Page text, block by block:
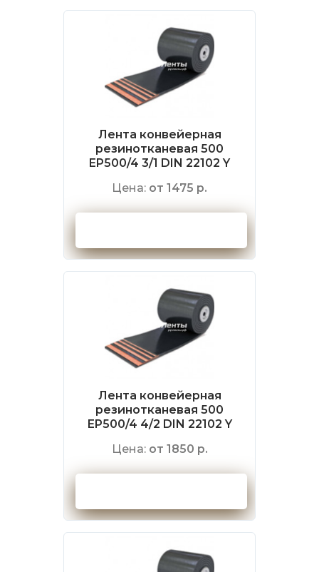
Лента конвейерная
резинотканевая 500
EP500/4 3/1 DIN 22102 Y
Цена: от 1475 р.
Лента конвейерная
резинотканевая 500
EP500/4 4/2 DIN 22102 Y
Цена: от 1850 р.